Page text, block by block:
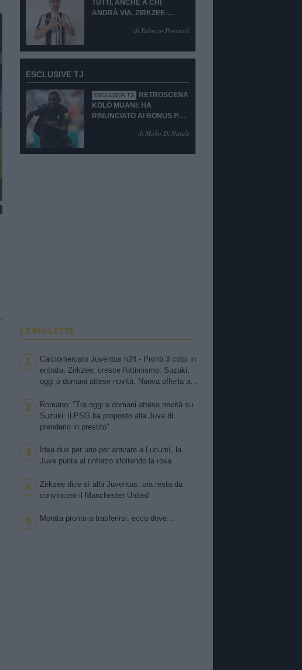
TUTTI, ANCHE A CHI
ANDRÀ VIA. ZIRKZEE-
di Fabrizio Ponciroli
ESCLUSIVE TJ
ESCLUSIVA TJ
RETROSCENA
KOLO MUANI: HA
RINUNCIATO AI BONUS PUR
di Mirko Di Natale
LE PIÙ LETTE
1
Calciomercato Juventus h24 - Pronti 3 colpi in
entrata. Zirkzee, cresce l'ottimismo. Suzuki,
oggi o domani attese novità. Nuova offerta a
pista fredda. Balerdi resta nei radar. David in
bilico
2
Romano: "Tra oggi e domani attese novità su
Suzuki: il PSG ha proposto alla Juve di
prenderlo in prestito"
3
Idea due per uno per arrivare a Lucumì, la
Juve punta al rinforzo sfoltendo la rosa
4
Zirkzee dice sì alla Juventus: ora resta da
convincere il Manchester United
5 Morata pronto a trasferirsi, ecco dove...